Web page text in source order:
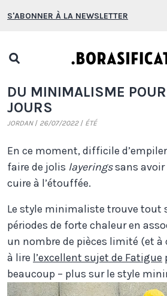
au
S'ABONNER À LA NEWSLETTER
popup
DU MINIMALISME
JOURS
JORDAN 26/07/2022 ÉTÉ
En ce moment, difficile
faire de jolis layeringssans avoir
cuire à l’étouffée.
Le style minimaliste trouve tout
périodes de forte chaleur en
un nombre de pièces limité (et à
à lire l’excellent sujet de Fatigue
beaucoup – plus sur le style